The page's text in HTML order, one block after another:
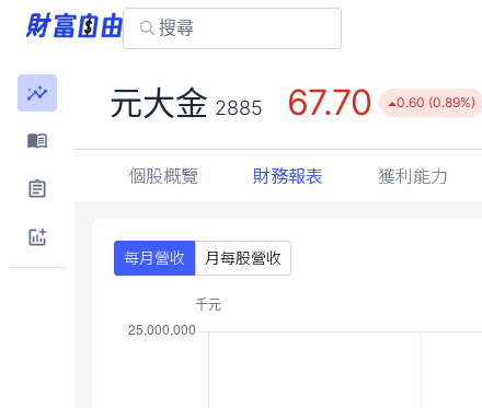
元大金 2885 67.70 0.60 (0.89%)
個股概覽 財務報表 獲利能力
每月營收 月每股營收